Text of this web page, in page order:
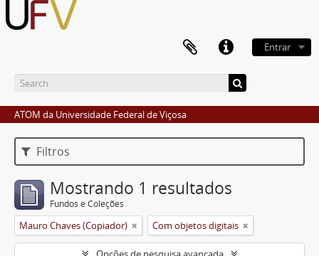
Entrar
ATOM da Universidade Federal de Viçosa
Filtros
Mostrando 1 resultados
Fundos e Coleções
Mauro Chaves (Copiador) Com objetos digitais